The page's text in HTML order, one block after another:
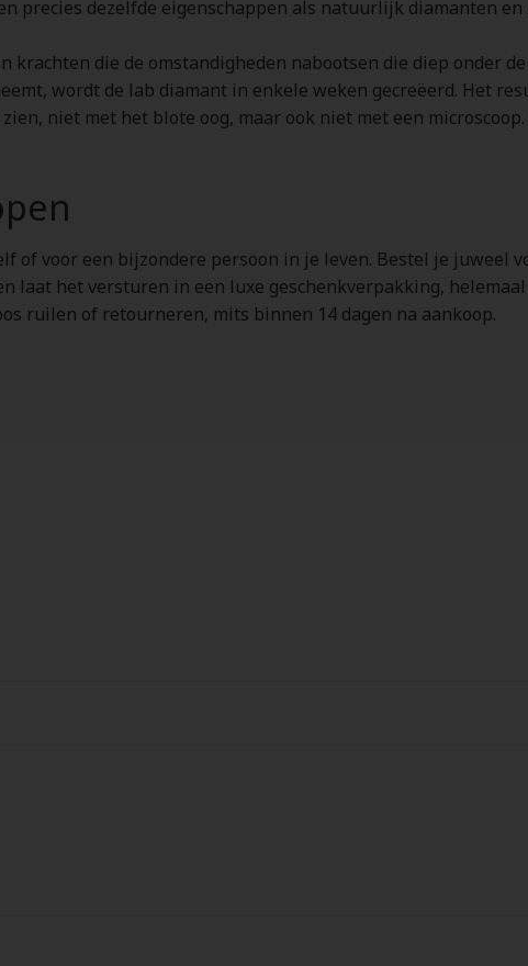
precies dezelfde eigenschappen als natuurlijk diamanten
die de omstandigheden nabootsen die diep onder
wordt de lab diamant in enkele weken gecreëerd. Het
niet met het blote oog, maar ook niet met een
voor een bijzondere persoon in je leven. Bestel je juweel
laat het versturen in een luxe geschenkverpakking,
ruilen of retourneren, mits binnen 14 dagen na aankoop.